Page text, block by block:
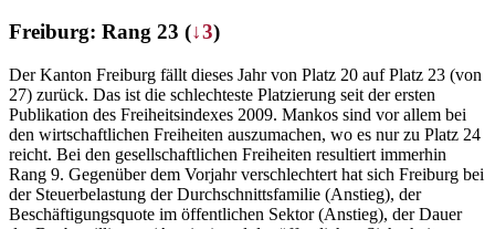
Freiburg: Rang 23 (↓3)
Der Kanton Freiburg fällt dieses Jahr von Platz 20 auf Platz 23 (von
27) zurück. Das ist die schlechteste Platzierung seit der ersten
Publikation des Freiheitsindexes 2009. Mankos sind vor allem bei
den wirtschaftlichen Freiheiten auszumachen, wo es nur zu Platz 24
reicht. Bei den gesellschaftlichen Freiheiten resultiert immerhin
Rang 9. Gegenüber dem Vorjahr verschlechtert hat sich Freiburg bei
der Steuerbelastung der Durchschnittsfamilie (Anstieg), der
Beschäftigungsquote im öffentlichen Sektor (Anstieg), der Dauer